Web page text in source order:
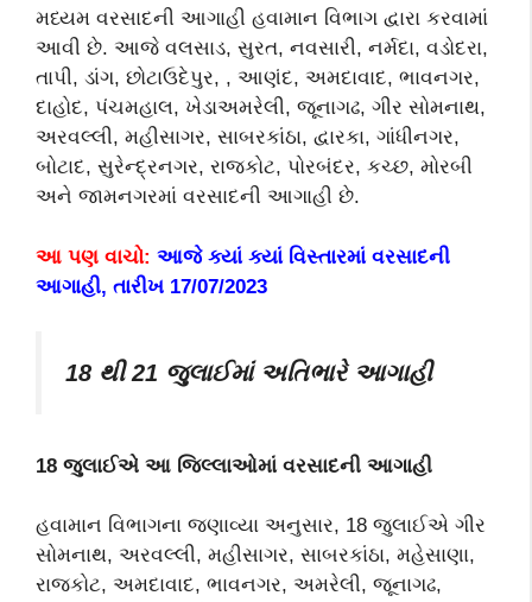
મધ્યમ વરસાદની આગાહી હવામાન વિભાગ દ્વારા કરવામાં
આવી છે. આજે વલસાડ, સુરત, નવસારી, નર્મદા, વડોદરા,
તાપી, ડાંગ, છોટાઉદેપુર, , આણંદ, અમદાવાદ, ભાવનગર,
દાહોદ, પંચમહાલ, ખેડાઅમરેલી, જૂનાગઢ, ગીર સોમનાથ,
અરવલ્લી, મહીસાગર, સાબરકાંઠા, દ્વારકા, ગાંધીનગર,
બોટાદ, સુરેન્દ્રનગર, રાજકોટ, પોરબંદર, કચ્છ, મોરબી
અને જામનગરમાં વરસાદની આગાહી છે.
આ પણ વાચો: આજે ક્યાં ક્યાં વિસ્તારમાં વરસાદની
આગાહી, તારીખ 17/07/2023
18 થી21 જુલાઈમાં અતિભારે આગાહી
18 જુલાઈએ આ જિલ્લાઓમાં વરસાદની આગાહી
હવામાન વિભાગના જણાવ્યા અનુસાર, 18 જુલાઈએ ગીર
સોમનાથ, અરવલ્લી, મહીસાગર, સાબરકાંઠા, મહેસાણા,
રાજકોટ, અમદાવાદ, ભાવનગર, અમરેલી, જૂનાગઢ,